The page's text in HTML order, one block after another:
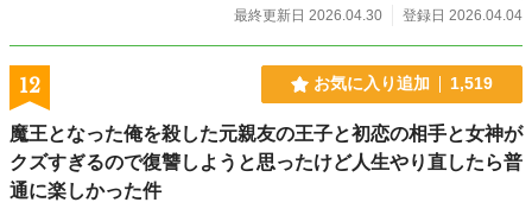
維持されていたという事実を。 「盾」を失い、真の「繊細さ
しむための旅路。 そして、残された者たちが「真の強さ」の
意味を、崩壊の中で思い知る物語。
最終更新日 2026.04.30
登録日 2026.04.04
12 お気に入り追加 1,519
魔王となった俺を殺した元親友の王子と初恋の相手と女神が
クズすぎるので復讐しようと思ったけど人生やり直したら普
通に楽しかった件